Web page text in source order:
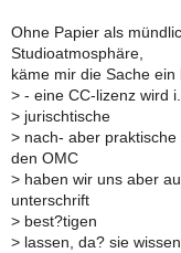
Ohne Papier als
Studioatmosphäre,
käme mir die Sache ein
> - eine CC-lizenz wird
> jurischtische
> nach- aber
den OMC
> haben wir uns aber
unterschrift
> best?tigen
> lassen, da? sie